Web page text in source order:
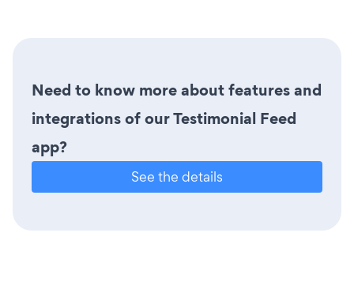
Need to know more about features and
integrations of our Testimonial Feed
app?
See the details